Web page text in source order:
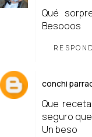
Qué
Besooos
conchi
Que
seguro
Un beso